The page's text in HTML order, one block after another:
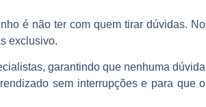
é não ter com quem tirar dúvidas. No
exclusivo.
garantindo que nenhuma dúvida
sem interrupções e para que o